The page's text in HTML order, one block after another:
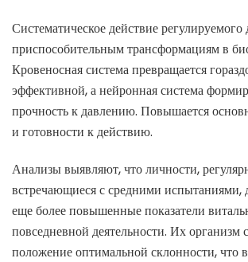
Систематическое действие регулируемого
приспособительным трансформациям в
Кровеносная система превращается
эффективной, а нейронная система
прочность к давлению. Повышается
и готовности к действию.
Анализы выявляют, что личности,
встречающиеся с средними испытаниями,
еще более повышенные показатели
повседневной деятельности. Их организм
положение оптимальной склонности, что